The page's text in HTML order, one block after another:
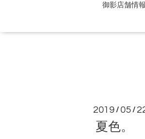
御影店舗情報
2019 / 05 /
夏色。